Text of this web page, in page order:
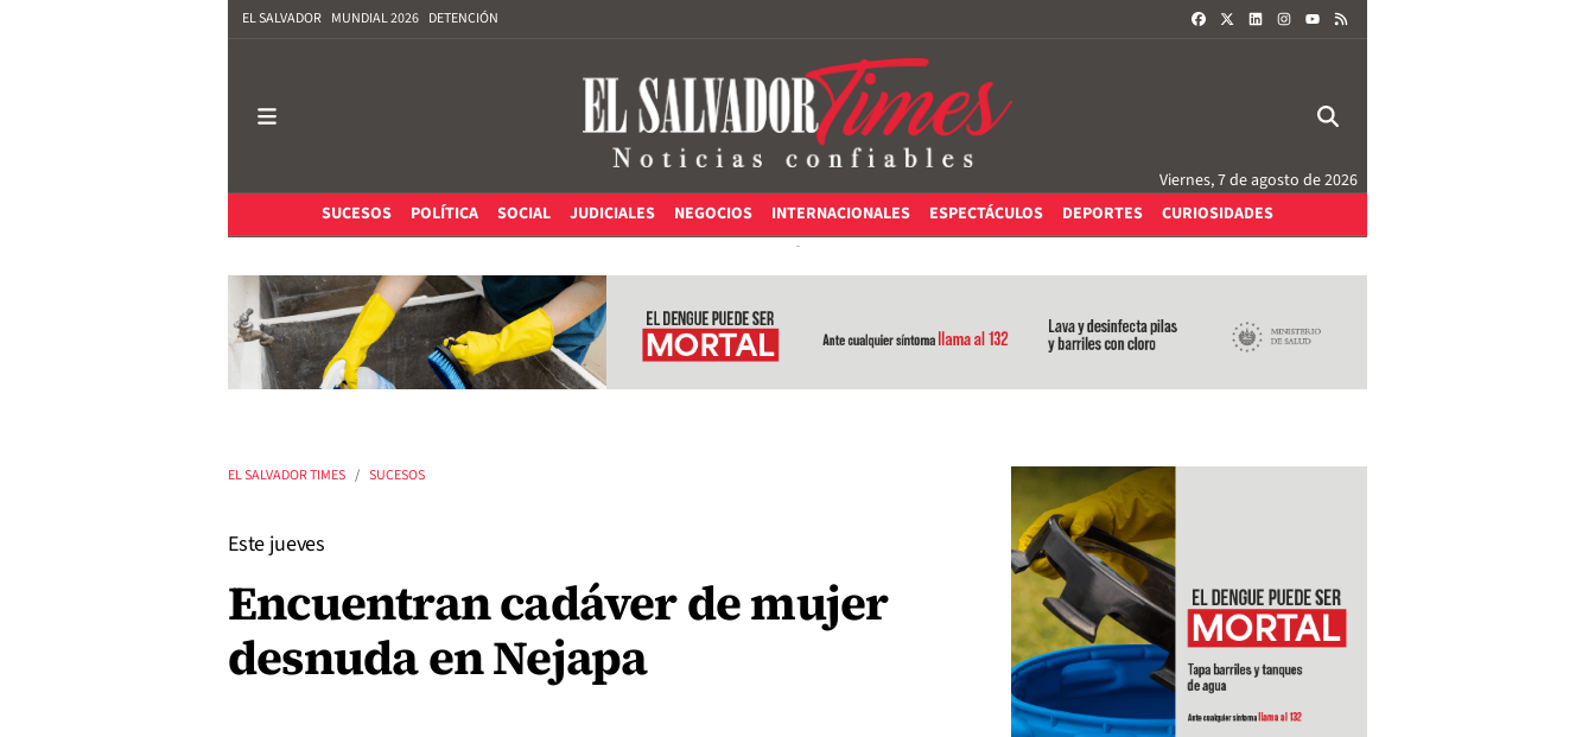
EL SALVADOR MUNDIAL 2026 DETENCIÓN FACEBOOKLINKEDININSTAGRAM
Viernes, 7 de agosto de 2026
SUCESOS
POLÍTICA SOCIAL JUDICIALES NEGOCIOS INTERNACIONALES ESPECTÁCULOS DEPORTES CURIOSIDADES
EL SALVADOR TIMES SUCESOS
Este jueves
Encuentran cadáver de mujer
desnuda en Nejapa